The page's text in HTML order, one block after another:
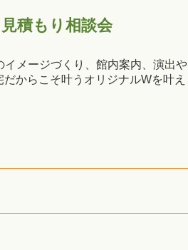
積もり相談会
イメージづくり、館内案内、演出や
からこそ叶うオリジナルWを叶え